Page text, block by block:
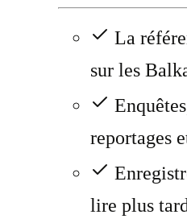
La
sur les
reportages
lire plus